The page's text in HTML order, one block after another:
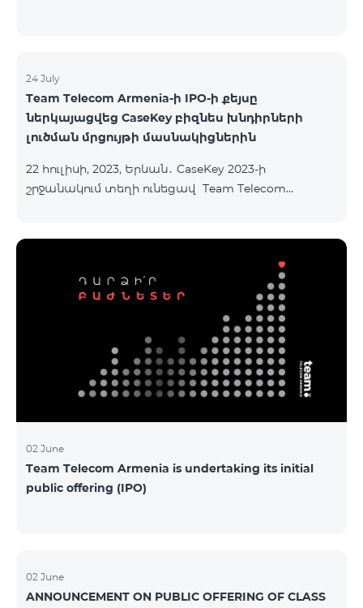
24 July
Team Telecom Armenia-ի IPO-ի քեյսը
ներկայացվեց CaseKey բիզնես խնդիրների
լուծման մրցույթի մասնակիցներին
22 հուլիսի, 2023, Երևան․ CaseKey 2023-ի
շրջանակում տեղի ունեցավ Team Telecom
երիտասարդներ ծանոթացան առաջնային
հրապարակային տեղաբաշխման բոլոր
մանրամասներին ու թիմերին տրամադրվեց
ընկերության զարգացման ռազմավարական
խնդիրը։ Լուծումներ առաջարկելու համար թիմերն
ունենալու են ընդամենը 72 ժամ։ Հաջողություն
մաղթելով մրցույթի մասնակիցներին Team
Telecom Armenia-ի գլխավոր տնօրեն Հայկ
Եսայանը նշեց, որ
02 June
Team Telecom Armenia is undertaking its initial
public offering (IPO)
02 June
ANNOUNCEMENT ON PUBLIC OFFERING OF CLASS